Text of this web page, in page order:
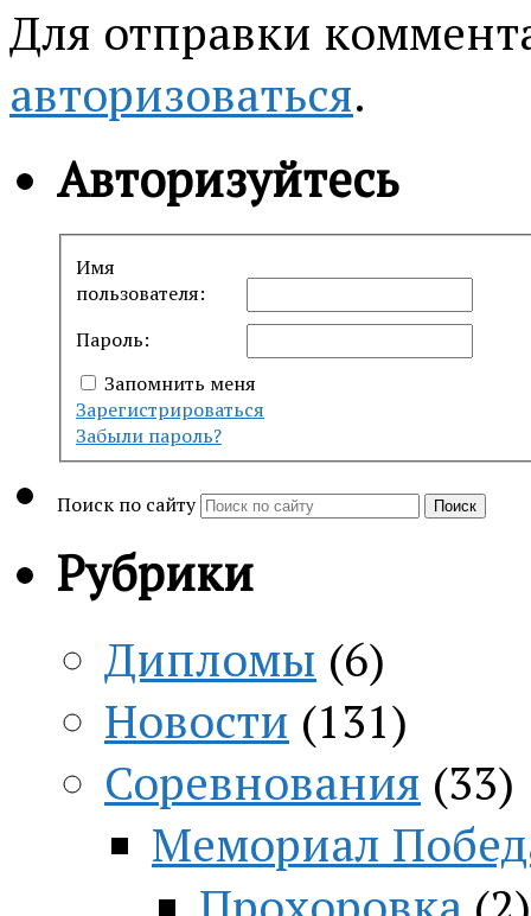
Для отправки
авторизоваться.
Авторизуйтесь
Имя
пользователя:
Пароль:
Запомнить меня
Зарегистрироваться
Забыли пароль?
Поиск по сайту Поиск
Рубрики
Дипломы (6)
Новости (131)
Соревнования (33)
Мемориал